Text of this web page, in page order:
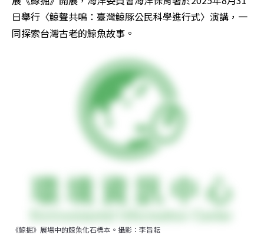
日舉行〈鯨聲共鳴：臺灣鯨豚公民科學進行式〉演講，一
同探索台灣古老的鯨魚故事。
《鯨掘》展場中的鯨魚化石標本。攝影：李旨耘